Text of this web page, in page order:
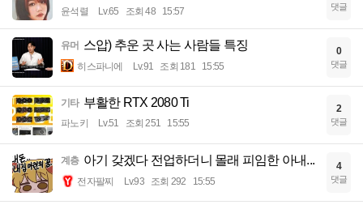
윤석렬 Lv.65 조회 48 15:57 댓글
유머 스압) 추운 곳 사는 사람들 특징
히스파니에 Lv.91 조회 181 15:55
0
댓글
기타 부활한 RTX 2080 Ti
파노키 Lv.51 조회 251 15:55
2
댓글
계층 아기 갖겠다 전업하더니 몰래 피임한 아내...
전자팔찌 Lv.93 조회 292 15:55
4
댓글